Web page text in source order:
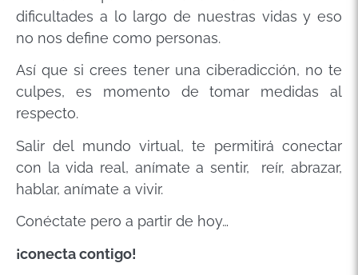
dificultades a lo largo de nuestras vidas y eso
no nos define como personas.
Así que si crees tener una ciberadicción, no te
culpes, es momento de tomar medidas al
respecto.
Salir del mundo virtual, te permitirá conectar
con la vida real, anímate a sentir, reír, abrazar,
hablar, anímate a vivir.
Conéctate pero a partir de hoy…
¡conecta contigo!